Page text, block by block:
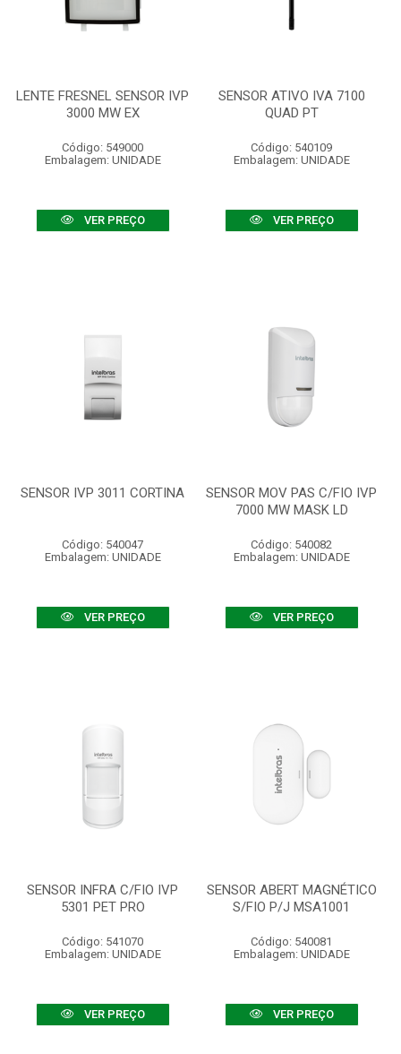
LENTE FRESNEL SENSOR IVP
3000 MW EX
Código: 549000
Embalagem: UNIDADE
VER PREÇO
SENSOR ATIVO IVA 7100
QUAD PT
Código: 540109
Embalagem: UNIDADE
VER PREÇO
SENSOR IVP 3011 CORTINA
Código: 540047
Embalagem: UNIDADE
VER PREÇO
SENSOR MOV PAS C/FIO IVP
7000 MW MASK LD
Código: 540082
Embalagem: UNIDADE
VER PREÇO
SENSOR INFRA C/FIO IVP
5301 PET PRO
Código: 541070
Embalagem: UNIDADE
VER PREÇO
SENSOR ABERT MAGNÉTICO
S/FIO P/J MSA1001
Código: 540081
Embalagem: UNIDADE
VER PREÇO